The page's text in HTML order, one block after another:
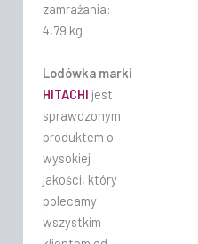
zamrażania:
4,79 kg
Lodówka marki
HITACHI jest
sprawdzonym
produktem o
wysokiej
jakości, który
polecamy
wszystkim